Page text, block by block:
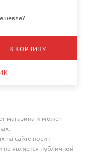
В КОРЗИНУ
магазина и может
на сайте носит
является публичной